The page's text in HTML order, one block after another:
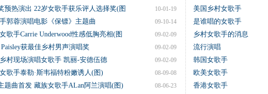
10-01-19
预热演出 22岁女歌手获乐评人选择奖(图
09-10-14
郭蓉演唱电影《保镖》主题曲
09-02-09
歌手Carrie Underwood性感低胸亮相(图
09-02-09
获最佳乡村男声演唱奖
09-02-09
村现场演唱女歌手 凯丽-安德伍德
08-09-08
歌手泰勒·斯韦福特粉嫩诱人(图)
08-06-23
题曲首发 藏族女歌手ALan阿兰演唱(图)
美国乡村女歌手
是谁唱的女歌手
乡村女歌手的消息
流行演唱
韩国女歌手
欧美女歌手
香港女歌手